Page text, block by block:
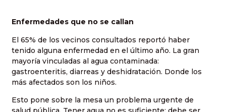
Enfermedades que no se callan
El 65% de los vecinos consultados reportó haber
tenido alguna enfermedad en el último año. La gran
mayoría vinculadas al agua contaminada:
gastroenteritis, diarreas y deshidratación. Donde los
más afectados son los niños.
Esto pone sobre la mesa un problema urgente de